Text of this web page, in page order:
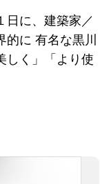
日に、建築家／
に 有名な黒川
しく」「より使